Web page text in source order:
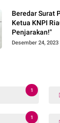
Beredar Surat
Ketua KNPI
Penjarakan!"
Desember 24, 2023
1
1